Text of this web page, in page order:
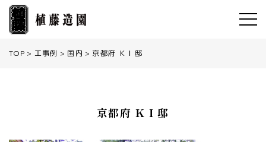
TOP 工事例 国内 京都府 ＫＩ邸
京都府 ＫＩ邸